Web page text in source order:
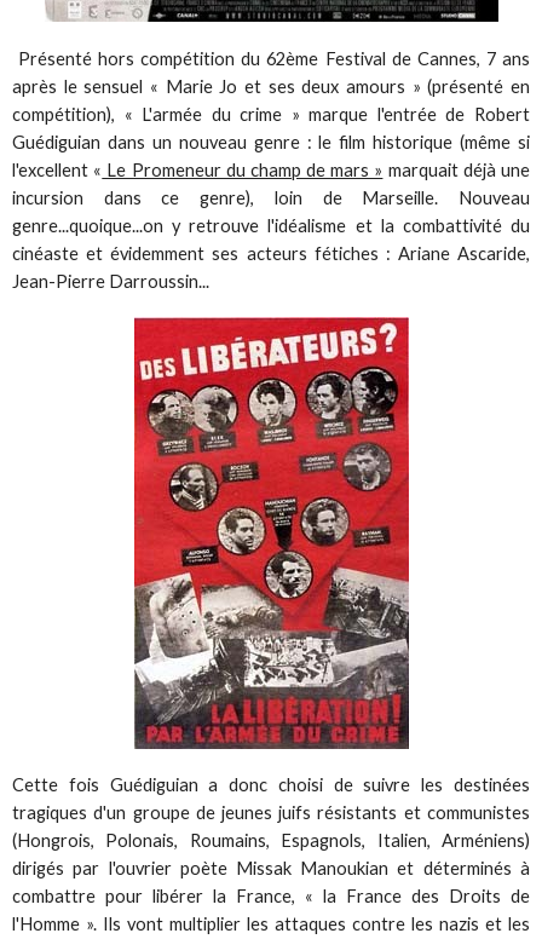
Présenté hors compétition du 62ème Festival de Cannes, 7 ans
après le sensuel « Marie Jo et ses deux amours » (présenté en
compétition), « L'armée du crime » marque l'entrée de Robert
Guédiguian dans un nouveau genre : le film historique (même si
l'excellent « Le Promeneur du champ de mars » marquait déjà une
incursion dans ce genre), loin de Marseille. Nouveau
genre...quoique...on y retrouve l'idéalisme et la combattivité du
cinéaste et évidemment ses acteurs fétiches : Ariane Ascaride,
Jean-Pierre Darroussin...
Cette fois Guédiguian a donc choisi de suivre les destinées
tragiques d'un groupe de jeunes juifs résistants et communistes
(Hongrois, Polonais, Roumains, Espagnols, Italien, Arméniens)
dirigés par l'ouvrier poète Missak Manoukian et déterminés à
combattre pour libérer la France, « la France des Droits de
l'Homme ». Ils vont multiplier les attaques contre les nazis et les